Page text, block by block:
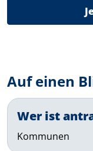
Auf einen
Wer ist
Kommunen